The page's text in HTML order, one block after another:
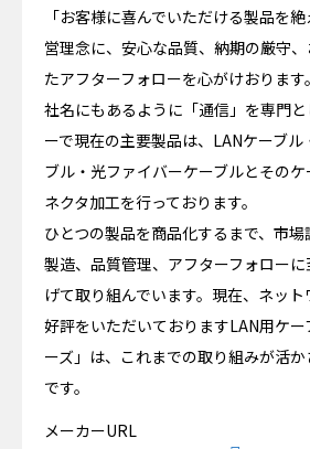
「お客様に喜んでいただける製品を
営理念に、安心な品質、納期の厳守
たアフターフォローを心がけおります。
社名にもあるように「通信」を専門
ーで現在の主要製品は、LANケーブ
ブル・光ファイバーケーブルとその
ネクタ加工を行っております。
ひとつの製品を商品化するまで、市場
製造、品質管理、アフターフォロー
げて取り組んでいます。現在、ネッ
好評をいただいておりますLAN用ケー
ーズ」は、これまでの取り組みが活
です。
メーカーURL